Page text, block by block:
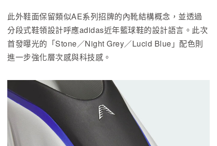
此外鞋面保留類似AE系列招牌的內靴結構概念，並透過
分段式鞋領設計呼應adidas近年籃球鞋的設計語言。此次
首發曝光的「Stone／Night Grey／Lucid Blue」配色則
進一步強化層次感與科技感。